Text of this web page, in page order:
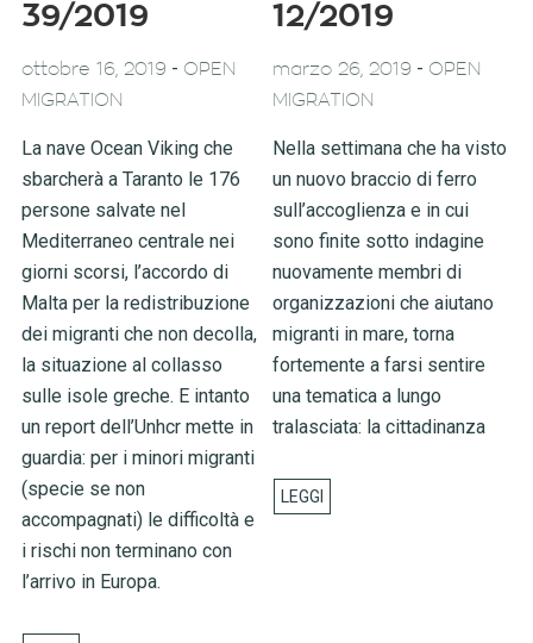
39/2019
ottobre 16, 2019 - OPEN
MIGRATION
La nave Ocean Viking che
sbarcherà a Taranto le 176
persone salvate nel
Mediterraneo centrale nei
giorni scorsi, l’accordo di
Malta per la redistribuzione
dei migranti che non decolla,
la situazione al collasso
sulle isole greche. E intanto
un report dell’Unhcr mette in
guardia: per i minori migranti
(specie se non
accompagnati) le difficoltà e
i rischi non terminano con
l’arrivo in Europa.
12/2019
marzo 26, 2019 - OPEN
MIGRATION
Nella settimana che ha visto
un nuovo braccio di ferro
sull’accoglienza e in cui
sono finite sotto indagine
nuovamente membri di
organizzazioni che aiutano
migranti in mare, torna
fortemente a farsi sentire
una tematica a lungo
tralasciata: la cittadinanza